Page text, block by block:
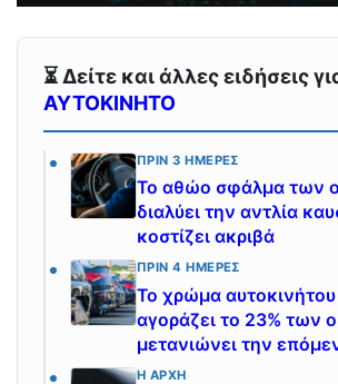
⏳ Δείτε και άλλες ειδήσεις
ΑΥΤΟΚΙΝΗΤΟ
ΠΡΙΝ 3 ΗΜΈΡΕΣ
Το αθώο σφάλμα των
διαλύει την αντλία
κοστίζει ακριβά
ΠΡΙΝ 4 ΗΜΈΡΕΣ
Το χρώμα
αγοράζει το 23% των
μετανιώνει την
Η ΑΡΧΉ